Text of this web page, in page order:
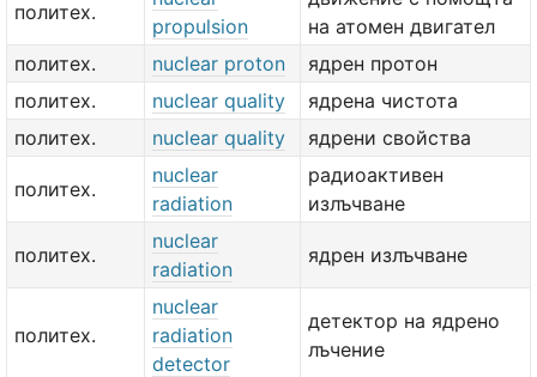
политех.
propulsion
на атомен двигател
политех.
nuclear proton
ядрен протон
политех.
nuclear quality
ядрена чистота
политех.
nuclear quality ядрени свойства
политех.
nuclear
radiation
радиоактивен
излъчване
политех.
nuclear
radiation
ядрен излъчване
политех.
nuclear
radiation
detector
детектор на ядрено
лъчение